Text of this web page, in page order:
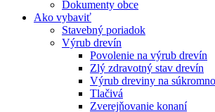
Dokumenty obce
Ako vybaviť
Stavebný poriadok
Výrub drevín
Povolenie na výrub drevín
Zlý zdravotný stav drevín
Výrub dreviny na
Tlačivá
Zverejňovanie konaní